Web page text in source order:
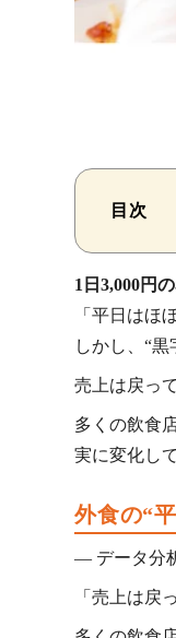
目次
1日3,000円
「平日は
しかし、“
売上は戻っ
多くの飲食
実に変化し
外食の“
― データ分
「売上は戻